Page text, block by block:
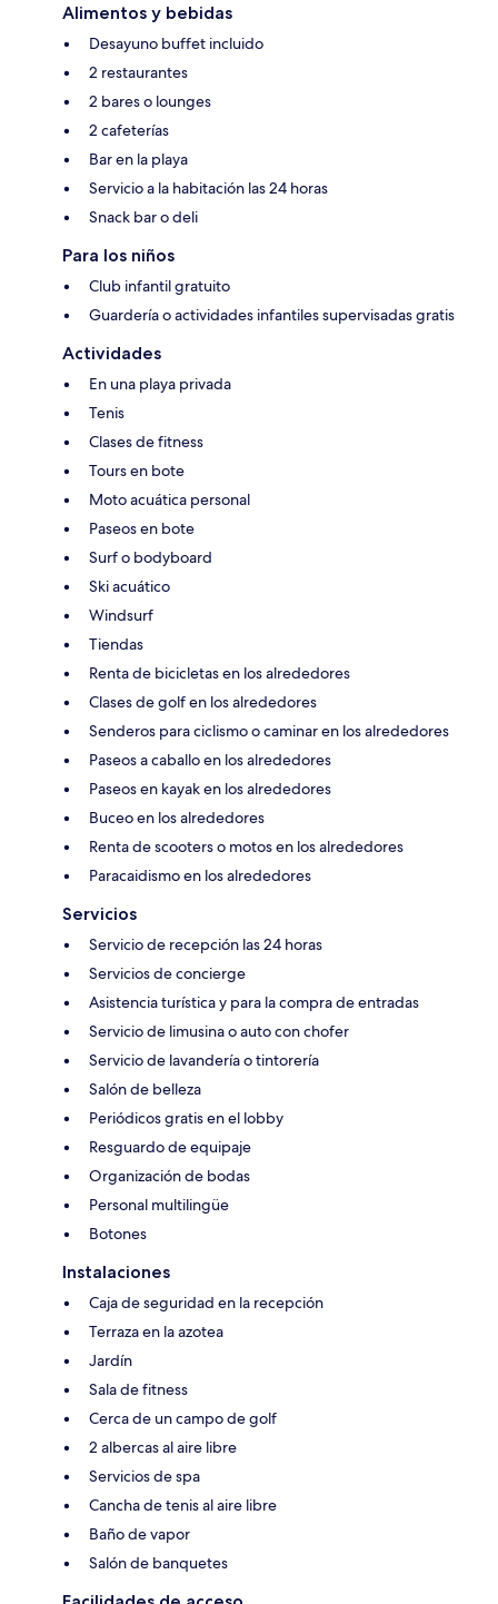
Alimentos y bebidas
Desayuno buffet incluido
2 restaurantes
2 bares o lounges
2 cafeterías
Bar en la playa
Servicio a la habitación las 24 horas
Snack bar o deli
Para los niños
Club infantil gratuito
Guardería o actividades infantiles supervisadas gratis
Actividades
En una playa privada
Tenis
Clases de fitness
Tours en bote
Moto acuática personal
Paseos en bote
Surf o bodyboard
Ski acuático
Windsurf
Tiendas
Renta de bicicletas en los alrededores
Clases de golf en los alrededores
Senderos para ciclismo o caminar en los alrededores
Paseos a caballo en los alrededores
Paseos en kayak en los alrededores
Buceo en los alrededores
Renta de scooters o motos en los alrededores
Paracaidismo en los alrededores
Servicios
Servicio de recepción las 24 horas
Servicios de concierge
Asistencia turística y para la compra de entradas
Servicio de limusina o auto con chofer
Servicio de lavandería o tintorería
Salón de belleza
Periódicos gratis en el lobby
Resguardo de equipaje
Organización de bodas
Personal multilingüe
Botones
Instalaciones
Caja de seguridad en la recepción
Terraza en la azotea
Jardín
Sala de fitness
Cerca de un campo de golf
2 albercas al aire libre
Servicios de spa
Cancha de tenis al aire libre
Baño de vapor
Salón de banquetes